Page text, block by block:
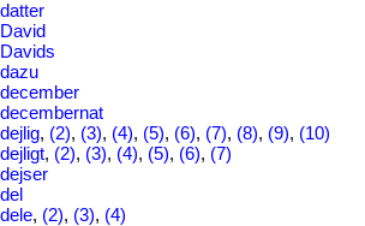
datter
David
Davids
dazu
december
decembernat
dejlig, (2), (3), (4), (5), (6), (7), (8), (9), (10)
dejligt, (2), (3), (4), (5), (6), (7)
dejser
del
dele, (2), (3), (4)